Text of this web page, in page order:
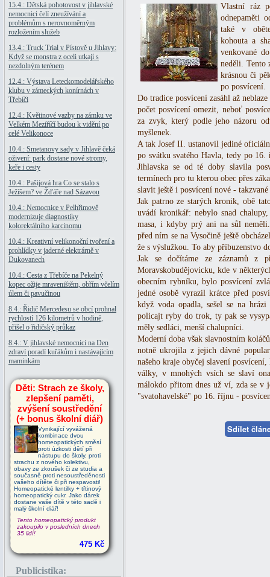
15.4.: Dětská pohotovost v jihlavské
nemocnici čelí zneužívání a
problémům s nerovnoměrným
rozložením služeb
13.4.: Truck Trial v Pístově u Jihlavy:
Když se monstra z oceli utkají s
nezdolným terénem
12.4.: Výstava Leteckomodelářského
klubu v zámeckých konírnách v
Třebíči
12.4.: Květinové vazby na zámku ve
Velkém Meziříčí budou k vidění po
celé Velikonoce
10.4.: Smetanovy sady v Jihlavě čeká
oživení: park dostane nové stromy,
keře i cesty
10.4.: Pašijová hra Co se stalo s
Ježíšem? ve Žďáře nad Sázavou
10.4.: Nemocnice v Pelhřimově
modernizuje diagnostiky
kolorektálního karcinomu
10.4.: Kreativní velikonoční tvoření a
prohlídky v jaderné elektrárně v
Dukovanech
10.4.: Cesta z Třebíče na Pekelný
kopec ožije mraveništěm, obřím včelím
úlem či pavučinou
8.4.: Řidič Mercedesu se obcí prohnal
rychlostí 126 kilometrů v hodině,
přišel o řidičský průkaz
8.4.: V jihlavské nemocnici na Den
zdraví poradí kuřákům i nastávajícím
maminkám
Děti: Strach ze školy,
zlepšení paměti,
zvýšení soustředění
(+ bonus školní diář)
Vynikající vyvážená
kombinace dvou
homeopatických směsí
proti úzkosti dětí při
nástupu do školy, proti
strachu z nového kolektivu,
obavy ze zkoušek či ze studia a
současně proti nesoustředěnosti
vašeho dítěte či při nespavosti!
Homeopatické lentilky + třtinový
homeopatický cukr. Jako dárek
dostane vaše dítě v této sadě i
malý školní diář!
Tento homeopatický produkt
zakoupilo v posledních dnech
35 lidí!
475 Kč
Publicistika:
Vlastní ráz
odnepaměti
také v
kohouta a
venkované
neděli. Tento
krásnou či
po posvícení.
Do tradice posvícení zasáhl až
počet posvícení omezit, neboť
za zvyk, který podle jeho názoru
myšlenek.
A tak Josef II. ustanovil jediné
po svátku svatého Havla, tedy po
Jihlavska se od té doby slavila
termínech pro tu kterou obec přes
slavit ještě i posvícení nové - takzvané
Jak patrno ze starých kronik, obě
uvádí kronikář: nebylo snad
masa, i kdyby prý ani na sůl
před ním se na Vysočině ještě
že s výslužkou. To aby příbuzenstvo
Jak se dočítáme ze záznamů z
Moravskobudějovicku, kde v
obecním rybníku, bylo posvícení
jedné osobě vyrazil krátce před
když voda opadla, sešel se na
policajt ryby do trok, ty pak se
měly sedláci, menší chalupníci.
Moderní doba však slavnostním
notně ukrojila z jejich dávné
našeho kraje obyčej slavení
války, v mnohých vsích se slaví
málokdo přitom dnes už ví, zda se v
"svatohavelské" po 16. říjnu -
Sdílet